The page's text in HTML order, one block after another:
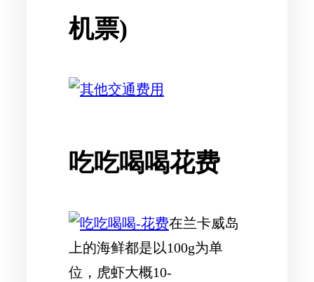
机票)
吃吃喝喝花费
在兰卡威岛
上的海鲜都是以100g为单
位，虎虾大概10-